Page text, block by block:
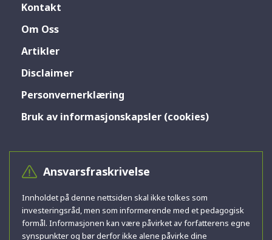
Kontakt
Om Oss
Artikler
Disclaimer
Personvernerklæring
Bruk av informasjonskapsler (cookies)
Ansvarsfraskrivelse
Innholdet på denne nettsiden skal ikke tolkes som
investeringsråd, men som informerende med et pedagogisk
formål. Informasjonen kan være påvirket av forfatterens egne
synspunkter og bør derfor ikke alene påvirke dine